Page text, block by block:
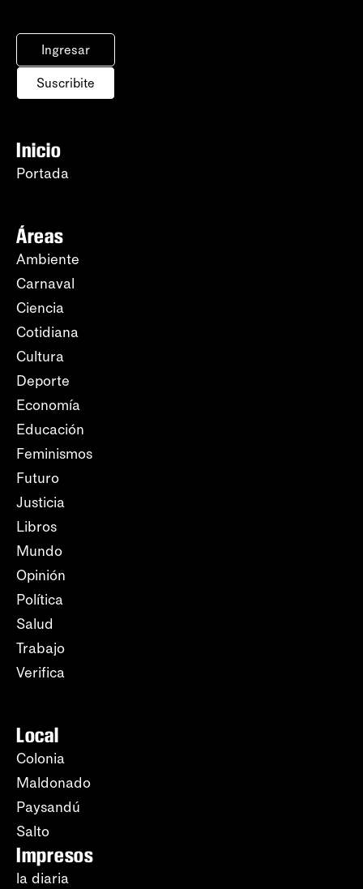
Ingresar
Suscribite
Inicio
Portada
Áreas
Ambiente
Carnaval
Ciencia
Cotidiana
Cultura
Deporte
Economía
Educación
Feminismos
Futuro
Justicia
Libros
Mundo
Opinión
Política
Salud
Trabajo
Verifica
Local
Colonia
Maldonado
Paysandú
Salto
Impresos
la diaria